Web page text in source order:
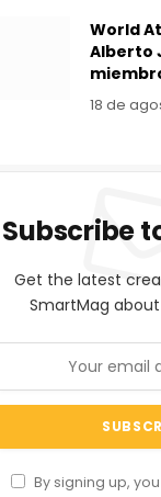
World
Alberto
18 de
Subscribe
Get the latest
SmartMag
By signing up,